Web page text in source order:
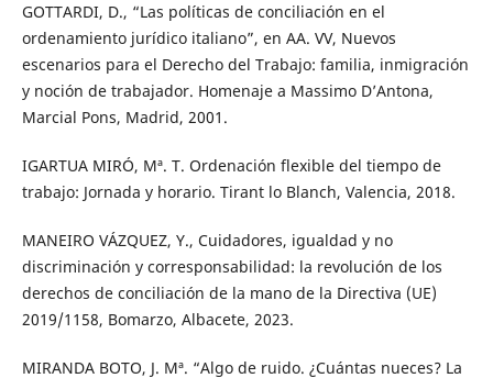
GOTTARDI, D., “Las políticas de conciliación en el
ordenamiento jurídico italiano”, en AA. VV, Nuevos
escenarios para el Derecho del Trabajo: familia, inmigración
y noción de trabajador. Homenaje a Massimo D’Antona,
Marcial Pons, Madrid, 2001.
IGARTUA MIRÓ, Mª. T. Ordenación flexible del tiempo de
trabajo: Jornada y horario. Tirant lo Blanch, Valencia, 2018.
MANEIRO VÁZQUEZ, Y., Cuidadores, igualdad y no
discriminación y corresponsabilidad: la revolución de los
derechos de conciliación de la mano de la Directiva (UE)
2019/1158, Bomarzo, Albacete, 2023.
MIRANDA BOTO, J. Mª. “Algo de ruido. ¿Cuántas nueces? La